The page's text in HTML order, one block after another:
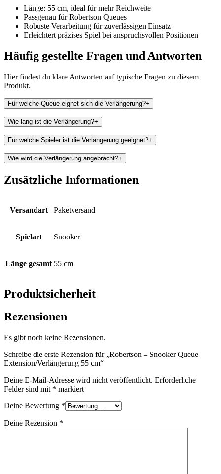
Länge: 55 cm, ideal für mehr Reichweite
Passgenau für Robertson Queues
Robuste Verarbeitung für zuverlässigen Einsatz
Erleichtert präzises Spiel bei anspruchsvollen Positionen
Häufig gestellte Fragen und Antworten
Hier findest du klare Antworten auf typische Fragen zu diesem
Produkt.
Für welche Queue eignet sich die Verlängerung?+
Wie lang ist die Verlängerung?+
Für welche Spieler ist die Verlängerung geeignet?+
Wie wird die Verlängerung angebracht?+
Zusätzliche Informationen
Versandart Paketversand
Spielart Snooker
Länge gesamt 55 cm
Produktsicherheit
Rezensionen
Es gibt noch keine Rezensionen.
Schreibe die erste Rezension für „Robertson – Snooker Queue
Extension/Verlängerung 55 cm“
Deine E-Mail-Adresse wird nicht veröffentlicht. Erforderliche
Felder sind mit * markiert
Deine Bewertung *
Deine Rezension *